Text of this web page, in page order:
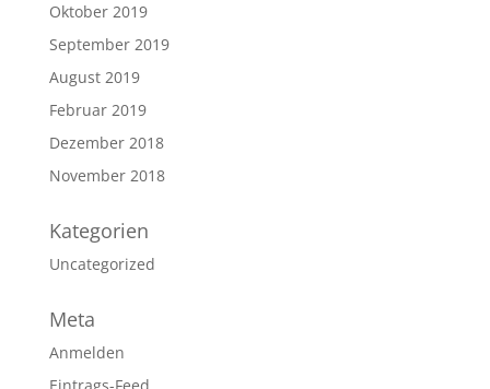
Oktober 2019
September 2019
August 2019
Februar 2019
Dezember 2018
November 2018
Kategorien
Uncategorized
Meta
Anmelden